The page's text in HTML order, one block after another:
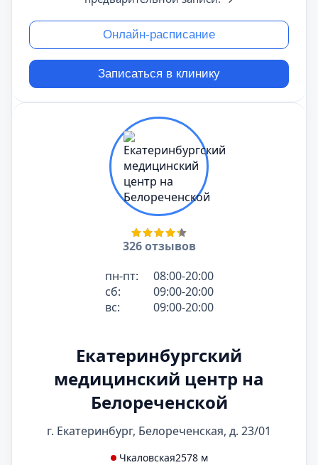
Онлайн-расписание
Записаться в клинику
326 отзывов
пн-пт:
08:00-20:00
сб:
09:00-20:00
вс:
09:00-20:00
Екатеринбургский
медицинский центр на
Белореченской
г. Екатеринбург, Белореченская, д. 23/01
Чкаловская2578 м